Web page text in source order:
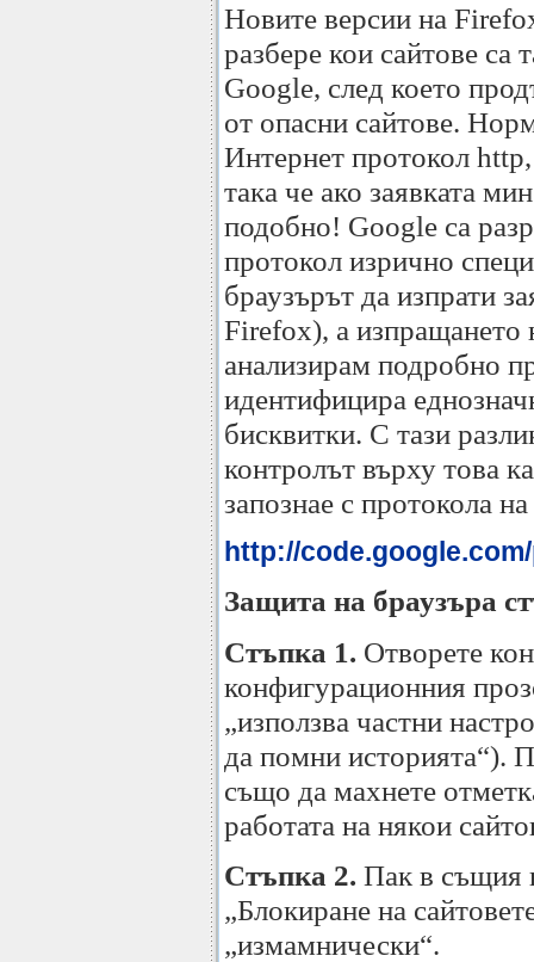
Новите версии на
разбере кои сайтове са
Google, след което
от опасни сайтове.
Интернет протокол
така че ако заявката
подобно! Google са
протокол изрично
браузърът да изпрати
Firefox), а изпращането
анализирам подробно
идентифицира
бисквитки. С тази
контролът върху това
запознае с протокола
http://
Защита на браузъра
Стъпка 1. Отворете
конфигурационния
„използва частни
да помни историята“).
също да махнете
работата на някои
Стъпка 2. Пак в същия
„Блокиране на
„измамнически“.